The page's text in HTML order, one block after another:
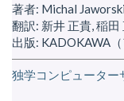
著者: Michal
翻訳: 新井 正貴, 稲
出版: KADOKAWA
独学コンピューター